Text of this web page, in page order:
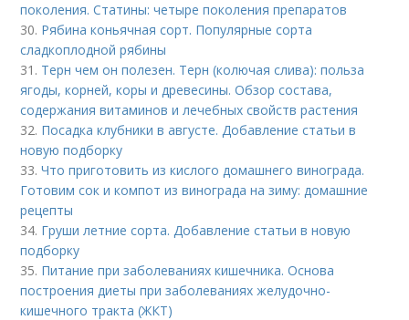
поколения. Статины: четыре поколения препаратов
30. Рябина коньячная сорт. Популярные сорта
сладкоплодной рябины
31. Терн чем он полезен. Терн (колючая слива): польза
ягоды, корней, коры и древесины. Обзор состава,
содержания витаминов и лечебных свойств растения
32. Посадка клубники в августе. Добавление статьи в
новую подборку
33.Что приготовить из кислого домашнего винограда.
Готовим сок и компот из винограда на зиму: домашние
рецепты
34. Груши летние сорта. Добавление статьи в новую
подборку
35. Питание при заболеваниях кишечника. Основа
построения диеты при заболеваниях желудочно-
кишечного тракта (ЖКТ)